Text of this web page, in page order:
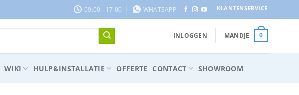
09:00 - 17:00 WHATSAPP KLANTENSERVICE
INLOGGEN MANDJE 0
WIKI HULP&INSTALLATIE OFFERTE CONTACT SHOWROOM